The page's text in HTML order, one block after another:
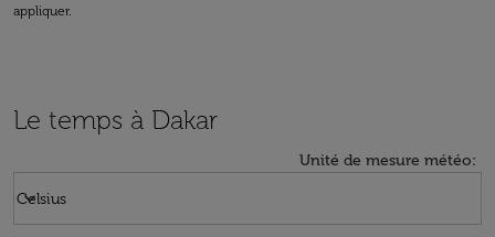
appliquer.
Le temps à Dakar
Unité de mesure météo:
Celsius
keyboard_arrow_down